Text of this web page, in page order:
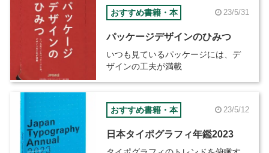
おすすめ書籍・本 23/5/31
パッケージデザインのひみつ
いつも見ているパッケージには、デ
ザインの工夫が満載
おすすめ書籍・本 23/5/12
日本タイポグラフィ年鑑2023